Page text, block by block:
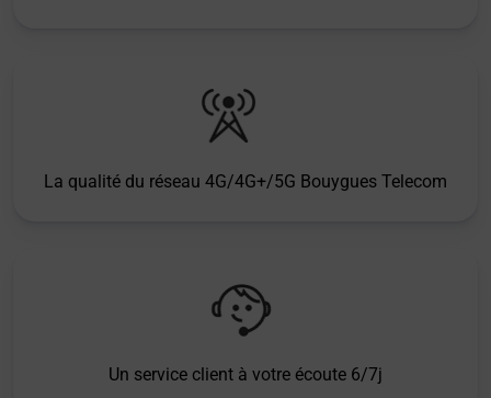
La qualité du réseau 4G/4G+/5G Bouygues Telecom
Un service client à votre écoute 6/7j